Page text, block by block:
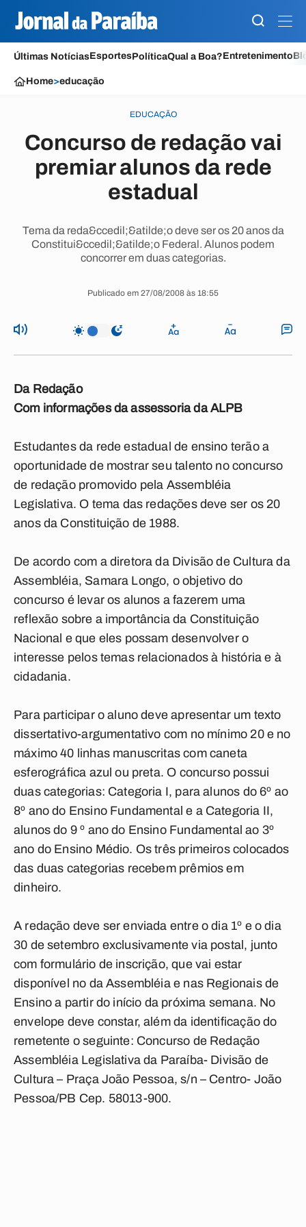
Últimas NotíciasEsportesPolíticaQual a Boa?Entretenimento
Home>educação
EDUCAÇÃO
Concurso de redação vai
premiar alunos da rede
estadual
Tema da reda&ccedil;&atilde;o deve ser os 20 anos da
Constitui&ccedil;&atilde;o Federal. Alunos podem
concorrer em duas categorias.
Publicado em 27/08/2008 às 18:55
Da Redação
Com informações da assessoria da ALPB
Estudantes da rede estadual de ensino terão a
oportunidade de mostrar seu talento no concurso
de redação promovido pela Assembléia
Legislativa. O tema das redações deve ser os 20
anos da Constituição de 1988.
De acordo com a diretora da Divisão de Cultura da
Assembléia, Samara Longo, o objetivo do
concurso é levar os alunos a fazerem uma
reflexão sobre a importância da Constituição
Nacional e que eles possam desenvolver o
interesse pelos temas relacionados à história e à
cidadania.
Para participar o aluno deve apresentar um texto
dissertativo-argumentativo com no mínimo 20 e no
máximo 40 linhas manuscritas com caneta
esferográfica azul ou preta. O concurso possui
duas categorias: Categoria I, para alunos do 6º ao
8º ano do Ensino Fundamental e a Categoria II,
alunos do 9 º ano do Ensino Fundamental ao 3º
ano do Ensino Médio. Os três primeiros colocados
das duas categorias recebem prêmios em
dinheiro.
A redação deve ser enviada entre o dia 1º e o dia
30 de setembro exclusivamente via postal, junto
com formulário de inscrição, que vai estar
disponível no da Assembléia e nas Regionais de
Ensino a partir do início da próxima semana. No
envelope deve constar, além da identificação do
remetente o seguinte: Concurso de Redação
Assembléia Legislativa da Paraíba- Divisão de
Cultura – Praça João Pessoa, s/n – Centro- João
Pessoa/PB Cep. 58013-900.